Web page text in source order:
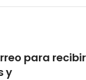
para recibir
y